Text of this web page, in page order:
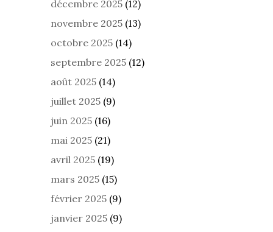
décembre 2025 (12)
novembre 2025 (13)
octobre 2025 (14)
septembre 2025 (12)
août 2025 (14)
juillet 2025 (9)
juin 2025 (16)
mai 2025 (21)
avril 2025 (19)
mars 2025 (15)
février 2025 (9)
janvier 2025 (9)